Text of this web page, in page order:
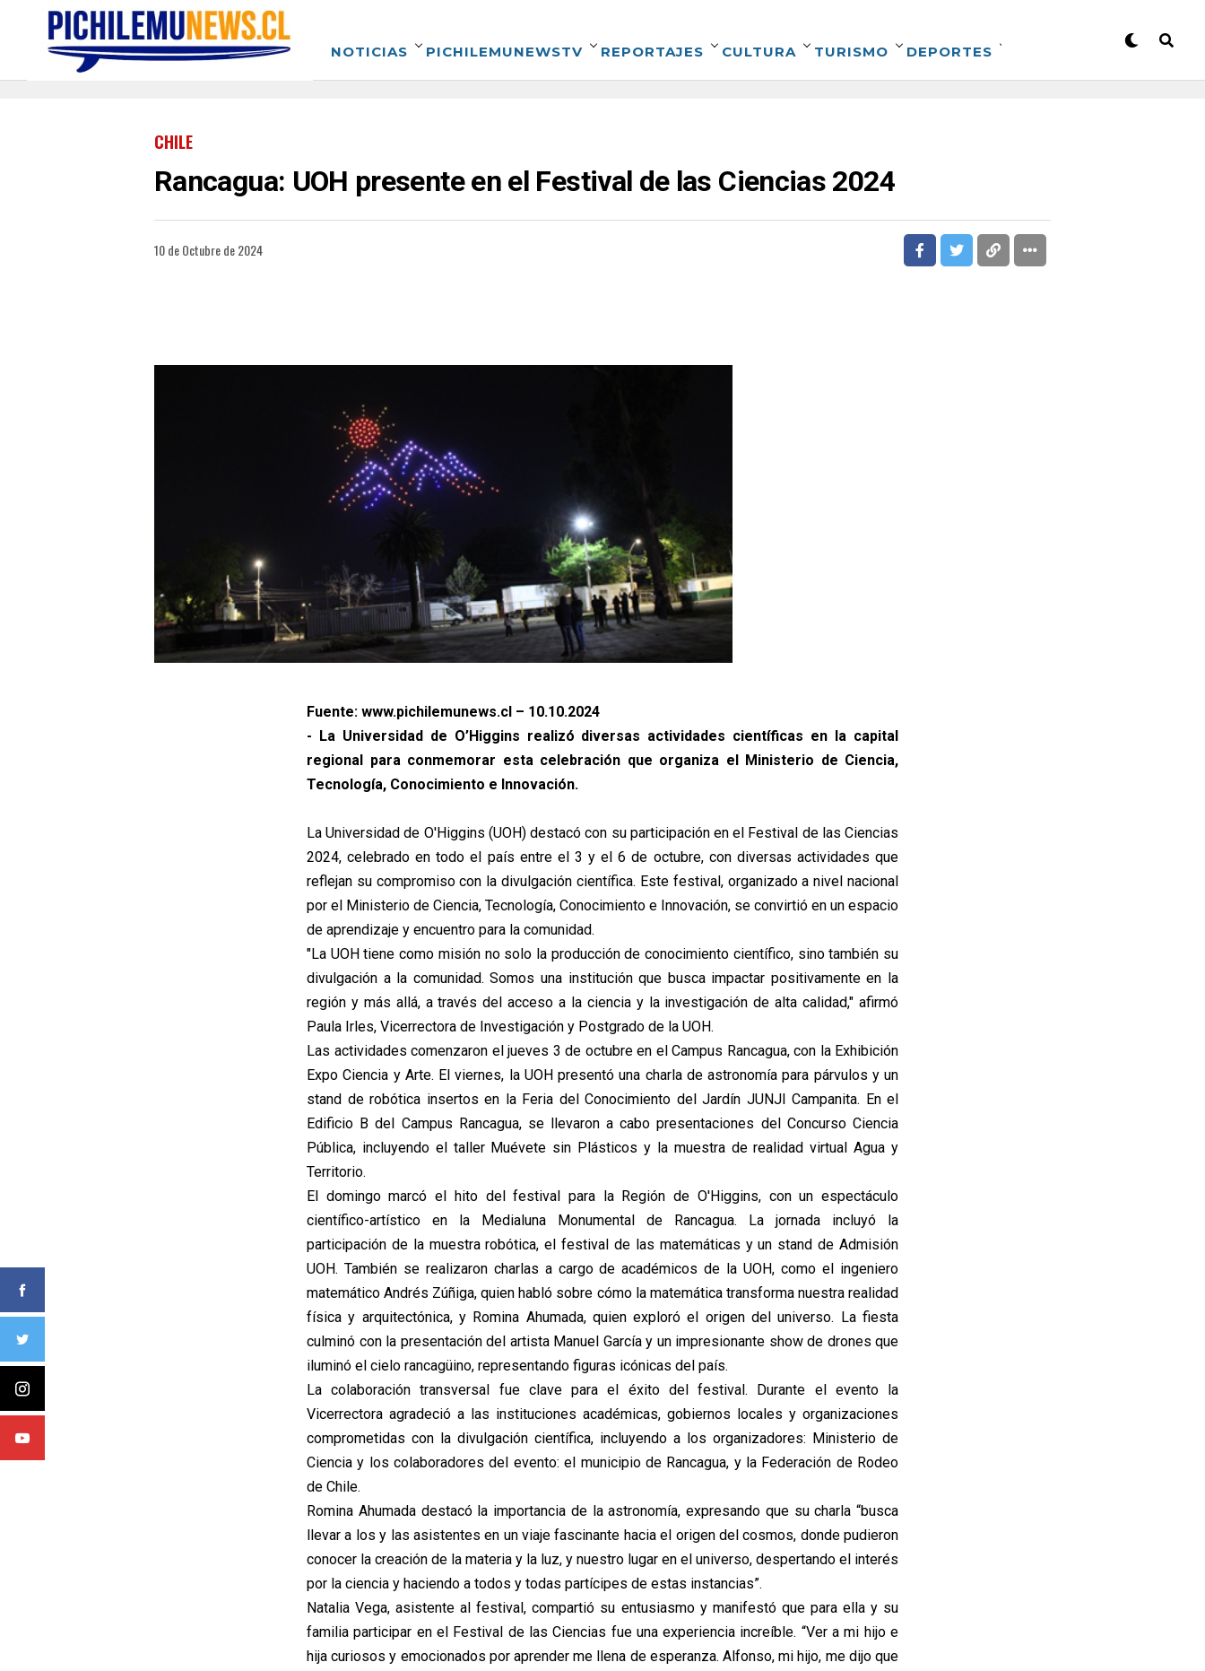
NOTICIAS PICHILEMUNEWSTV REPORTAJES CULTURA TURISMO DEPORTES
CHILE
Rancagua: UOH presente en el Festival de las Ciencias 2024
10 de Octubre de 2024
Fuente: www.pichilemunews.cl – 10.10.2024
- La Universidad de O’Higgins realizó diversas actividades científicas en la capital
regional para conmemorar esta celebración que organiza el Ministerio de Ciencia,
Tecnología, Conocimiento e Innovación.
La Universidad de O'Higgins (UOH) destacó con su participación en el Festival de las Ciencias
2024, celebrado en todo el país entre el 3 y el 6 de octubre, con diversas actividades que
reflejan su compromiso con la divulgación científica. Este festival, organizado a nivel nacional
por el Ministerio de Ciencia, Tecnología, Conocimiento e Innovación, se convirtió en un espacio
de aprendizaje y encuentro para la comunidad.
"La UOH tiene como misión no solo la producción de conocimiento científico, sino también su
divulgación a la comunidad. Somos una institución que busca impactar positivamente en la
región y más allá, a través del acceso a la ciencia y la investigación de alta calidad," afirmó
Paula Irles, Vicerrectora de Investigación y Postgrado de la UOH.
Las actividades comenzaron el jueves 3 de octubre en el Campus Rancagua, con la Exhibición
Expo Ciencia y Arte. El viernes, la UOH presentó una charla de astronomía para párvulos y un
stand de robótica insertos en la Feria del Conocimiento del Jardín JUNJI Campanita. En el
Edificio B del Campus Rancagua, se llevaron a cabo presentaciones del Concurso Ciencia
Pública, incluyendo el taller Muévete sin Plásticos y la muestra de realidad virtual Agua y
Territorio.
El domingo marcó el hito del festival para la Región de O'Higgins, con un espectáculo
científico-artístico en la Medialuna Monumental de Rancagua. La jornada incluyó la
participación de la muestra robótica, el festival de las matemáticas y un stand de Admisión
UOH. También se realizaron charlas a cargo de académicos de la UOH, como el ingeniero
matemático Andrés Zúñiga, quien habló sobre cómo la matemática transforma nuestra realidad
física y arquitectónica, y Romina Ahumada, quien exploró el origen del universo. La fiesta
culminó con la presentación del artista Manuel García y un impresionante show de drones que
iluminó el cielo rancagüino, representando figuras icónicas del país.
La colaboración transversal fue clave para el éxito del festival. Durante el evento la
Vicerrectora agradeció a las instituciones académicas, gobiernos locales y organizaciones
comprometidas con la divulgación científica, incluyendo a los organizadores: Ministerio de
Ciencia y los colaboradores del evento: el municipio de Rancagua, y la Federación de Rodeo
de Chile.
Romina Ahumada destacó la importancia de la astronomía, expresando que su charla “busca
llevar a los y las asistentes en un viaje fascinante hacia el origen del cosmos, donde pudieron
conocer la creación de la materia y la luz, y nuestro lugar en el universo, despertando el interés
por la ciencia y haciendo a todos y todas partícipes de estas instancias”.
Natalia Vega, asistente al festival, compartió su entusiasmo y manifestó que para ella y su
familia participar en el Festival de las Ciencias fue una experiencia increíble. “Ver a mi hijo e
hija curiosos y emocionados por aprender me llena de esperanza. Alfonso, mi hijo, me dijo que